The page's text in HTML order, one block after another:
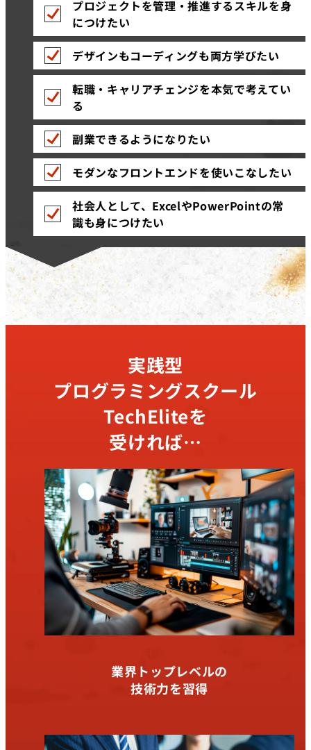
プロジェクトを管理・推進するスキルを身
につけたい
デザインもコーディングも両方学びたい
転職・キャリアチェンジを本気で考えてい
る
副業できるようになりたい
モダンなフロントエンドを使いこなしたい
社会人として、ExcelやPowerPointの常
識も身につけたい
実践型
プログラミングスクール
TechEliteを
受ければ…
業界トップレベルの
技術力を習得